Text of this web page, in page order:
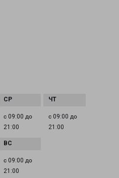
с 09:00 до
21:00
с 09:00 до
21:00
с 09:00 до
21:00